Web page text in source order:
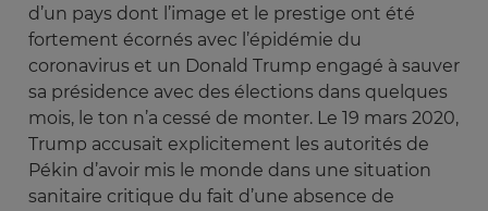
d’un pays dont l’image et le prestige ont été
fortement écornés avec l’épidémie du
coronavirus et un Donald Trump engagé à sauver
sa présidence avec des élections dans quelques
mois, le ton n’a cessé de monter. Le 19 mars 2020,
Trump accusait explicitement les autorités de
Pékin d’avoir mis le monde dans une situation
sanitaire critique du fait d’une absence de